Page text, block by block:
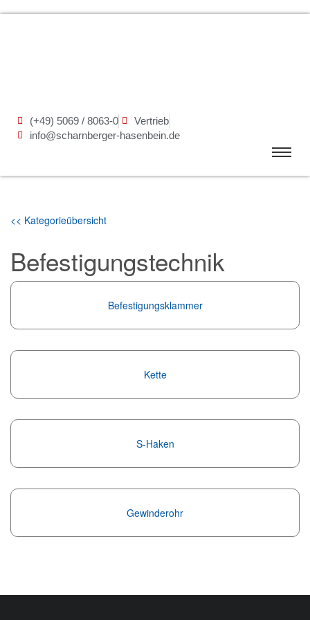
(+49) 5069 / 8063-0
Vertrieb
info@scharnberger-hasenbein.de
<< Kategorieübersicht
Befestigungstechnik
Befestigungsklammer
Kette
S-Haken
Gewinderohr